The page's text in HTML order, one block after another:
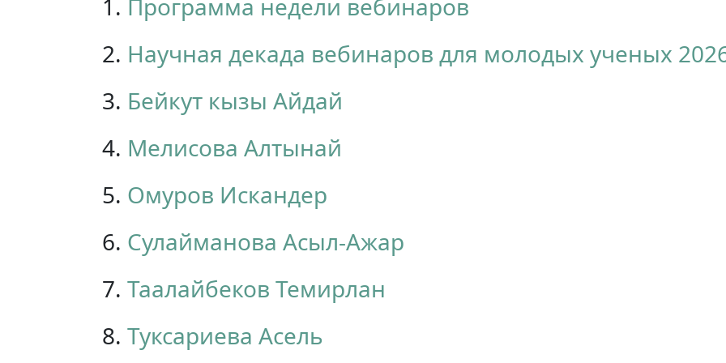
1. Программа недели вебинаров
2. Научная декада вебинаров для молодых ученых
3. Бейкут кызы Айдай
4. Мелисова Алтынай
5. Омуров Искандер
6. Сулайманова Асыл-Ажар
7. Таалайбеков Темирлан
8. Туксариева Асель